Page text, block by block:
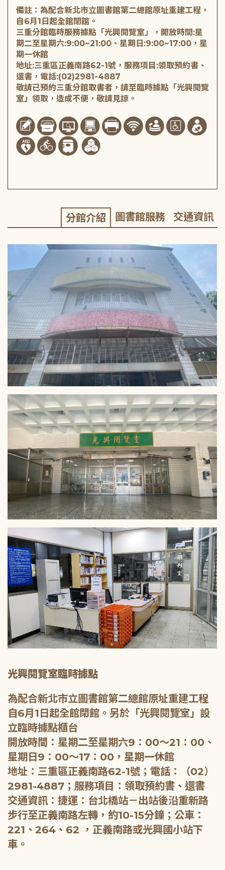
備註：為配合新北市立圖書館第二總館原址重建工程，
自6月1日起全館閉館。
三重分館臨時服務據點「光興閱覽室」，開放時間:星
期二至星期六:9:00~21:00、星期日:9:00~17:00，星
期一休館
地址:三重區正義南路62-1號，服務項目:領取預約書、
還書，電話:(02)2981-4887
敬請已預約三重分館取書者，請至臨時據點「光興閱覽
室」領取，造成不便，敬請見諒。
分館介紹 圖書館服務 交通資訊
光興閱覽室臨時據點
為配合新北市立圖書館第二總館原址重建工程
自6月1日起全館閉館。另於「光興閱覽室」設
立臨時據點櫃台
開放時間：星期二至星期六9：00～21：00、
星期日9：00～17：00，星期一休館
地址：三重區正義南路62-1號；電話：（02）
2981-4887；服務項目：領取預約書、還書
交通資訊：捷運：台北橋站－出站後沿重新路
步行至正義南路左轉，約10-15分鐘；公車：
221、264、62 ，正義南路或光興國小站下
車。